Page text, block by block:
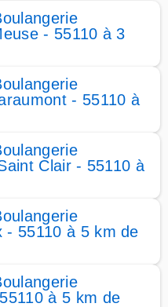
- 55110 à 3
- 55110 à
Clair - 55110 à
- 55110 à 5 km de
à 5 km de